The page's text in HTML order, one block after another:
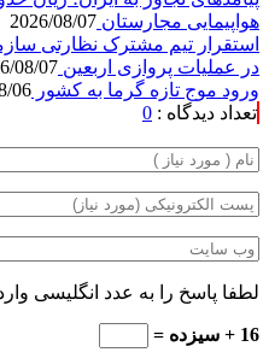
هواپیمایی مجارستان 2026/08/07
استقرار تیم مشترک نظارتی
در عملیات پروازی اربعین 08/07
ورود موج تازه گرما به کشور 06
تعداد دیدگاه : 0
لطفا پاسخ را به عدد انگلیسی
16 + سیزده =